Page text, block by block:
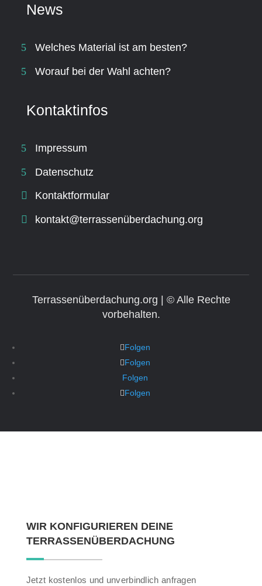
News
Welches Material ist am besten?
Worauf bei der Wahl achten?
Kontaktinfos
Impressum
Datenschutz
Kontaktformular
kontakt@terrassenüberdachung.org
Terrassenüberdachung.org | © Alle Rechte
vorbehalten.
Folgen
Folgen
Folgen
Folgen
WIR KONFIGURIEREN DEINE
TERRASSENÜBERDACHUNG
Jetzt kostenlos und unverbindlich anfragen